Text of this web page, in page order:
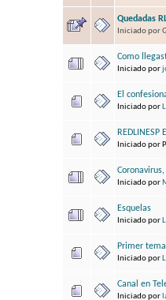
Quedadas
Iniciado por
Como
Iniciado por
El
Iniciado por
REDLINESP
Iniciado por
Iniciado por
Esquelas
Iniciado por
Primer
Iniciado por
Canal en
Iniciado por